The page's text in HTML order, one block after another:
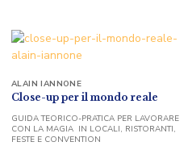
Close-up per il mondo reale
ALAIN IANNONE
GUIDA TEORICO-PRATICA PER LAVORARE
CON LA MAGIA IN LOCALI, RISTORANTI,
FESTE E CONVENTION